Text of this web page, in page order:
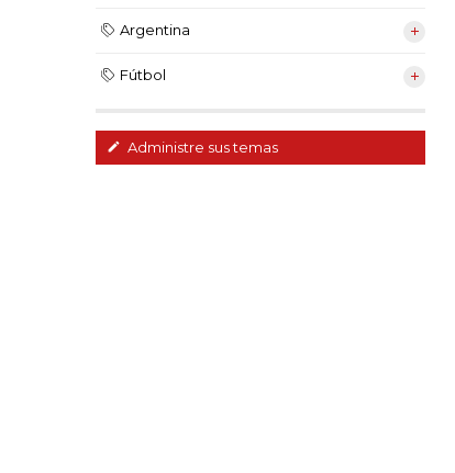
Argentina
Fútbol
Administre sus temas